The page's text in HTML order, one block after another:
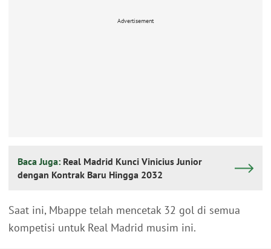
Advertisement
Baca Juga: Real Madrid Kunci Vinicius Junior
dengan Kontrak Baru Hingga 2032
Saat ini, Mbappe telah mencetak 32 gol di semua
kompetisi untuk Real Madrid musim ini.